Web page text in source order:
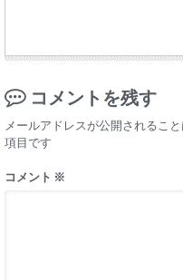
コメントを残す
メールアドレスが公開されること
項目です
コメント ※